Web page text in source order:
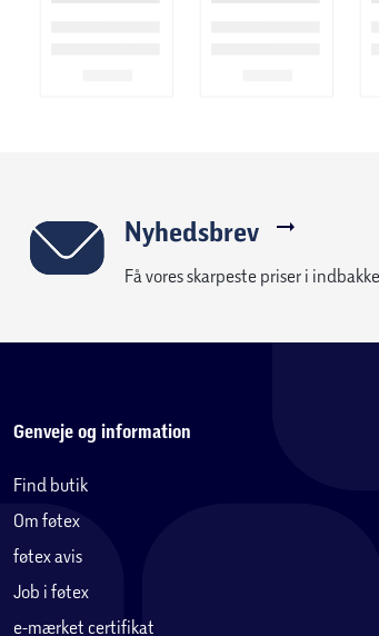
Nyhedsbrev
Få vores skarpeste priser i
Genveje og information
Find butik
Om føtex
føtex avis
Job i føtex
e-mærket certifikat